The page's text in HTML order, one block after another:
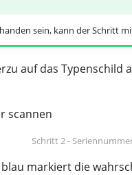
sein, kann der Schritt
auf das
Schritt 2 -
markiert die